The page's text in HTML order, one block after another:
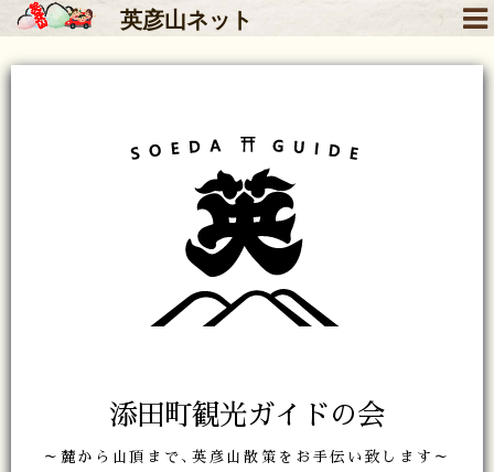
英彦山ネット
添田町観光ガイドの会
～麓から山頂まで､英彦山散策をお手伝い致します～